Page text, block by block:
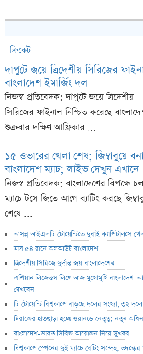
ক্রিকেট
দাপুটে জয়ে ত্রিদেশীয় সিরিজের
বাংলাদেশ ইমার্জিং দল
নিজস্ব প্রতিবেদক: দাপুটে জয়ে ত্রিদেশীয়
সিরিজের ফাইনাল নিশ্চিত করেছে
শুক্রবার দক্ষিণ আফ্রিকার ...
১৫ ওভারের খেলা শেষ; জিম্বাবুয়ে
বাংলাদেশ ম্যাচ; লাইভ দেখুন এখানে
নিজস্ব প্রতিবেদক: বাংলাদেশের বিপক্ষে
ম্যাচে টসে জিতে আগে ব্যাটিং করছে
শেষে ...
আসন্ন আইএলটি-টোয়েন্টিতে দুবাই ক্যাপিটালসে
মাত্র ৫৪ রানে অলআউট বাংলাদেশ
ত্রিদেশীয় সিরিজে দুর্দান্ত জয় বাংলাদেশের
এশিয়ান লিজেন্ডস লিগে আজ মুখোমুখি বাংলাদেশ-
দেখবেন
টি-টোয়েন্টি বিশ্বকাপে বাড়ছে দলের সংখ্যা, ৩২
মিরাজের হাতছাড়া হচ্ছে ওয়ানডে নেতৃত্ব; নতুন
বাংলাদেশ-ভারত সিরিজ আয়োজন নিয়ে সুখবর
বিশ্বকাপে স্পেনের দুই ম্যাচে বেটিং সন্দেহ, তদন্তের